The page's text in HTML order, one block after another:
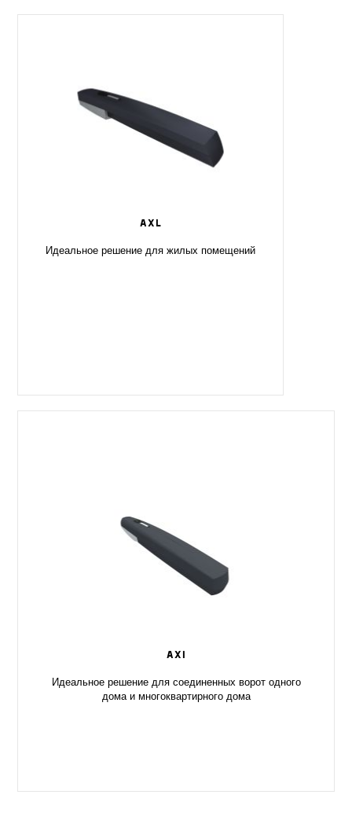
AXL
Идеальное решение для жилых помещений
AXI
Идеальное решение для соединенных ворот одного
дома и многоквартирного дома